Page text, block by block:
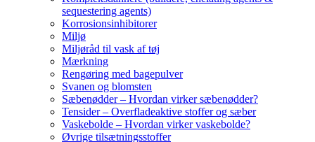
sequestering agents)
Korrosionsinhibitorer
Miljø
Miljøråd til vask af tøj
Mærkning
Rengøring med bagepulver
Svanen og blomsten
Sæbenødder – Hvordan virker sæbenødder?
Tensider – Overfladeaktive stoffer og sæber
Vaskebolde – Hvordan virker vaskebolde?
Øvrige tilsætningsstoffer